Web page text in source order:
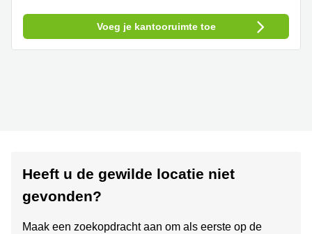
Voeg je kantooruimte toe
Heeft u de gewilde locatie niet
gevonden?
Maak een zoekopdracht aan om als eerste op de